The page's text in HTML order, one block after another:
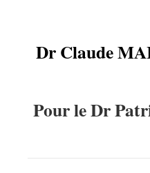
DrClaude
Pour le Dr